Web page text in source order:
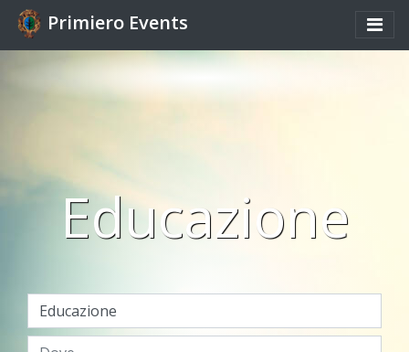
Primiero Events
Educazione